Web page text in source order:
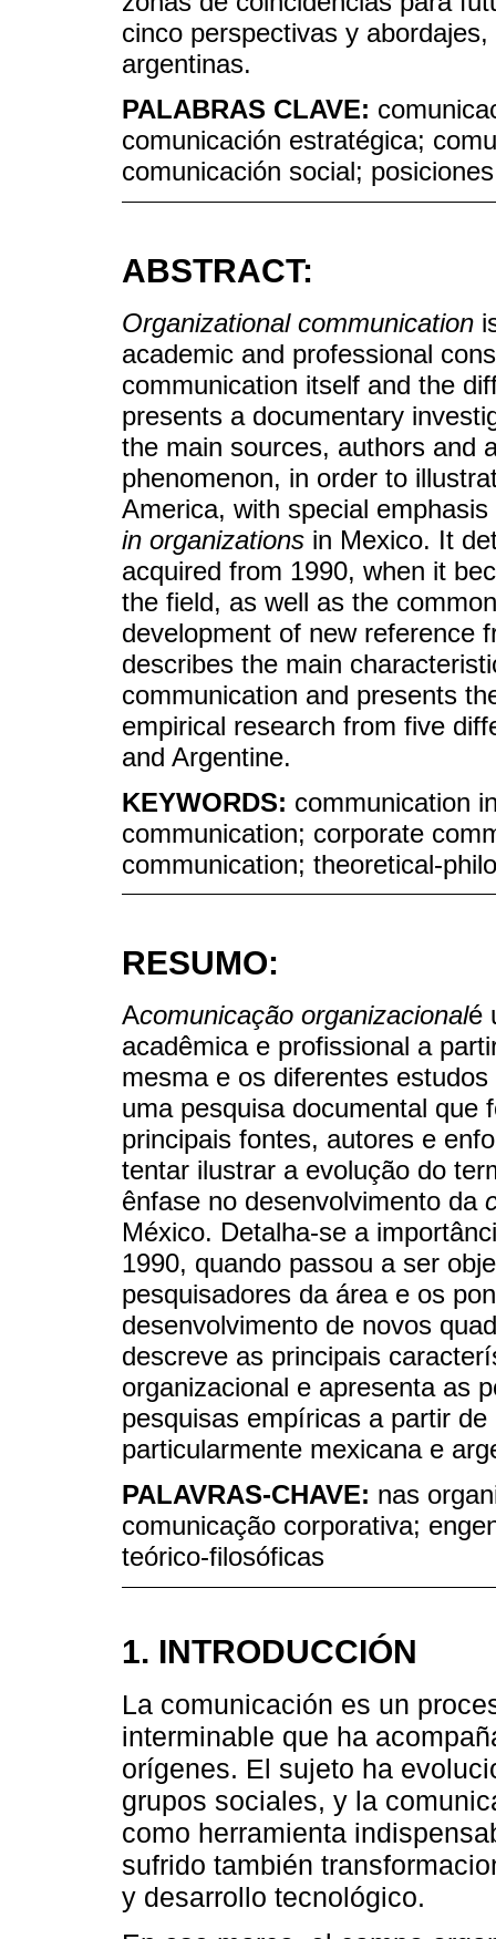
cinco perspectivas y
argentinas.
PALABRAS CLAVE:
comunicación estratégica;
comunicación social;
ABSTRACT:
Organizational communication
academic and professional
communication itself and the
presents a documentary
the main sources, authors and
phenomenon, in order to
America, with special
in organizations in Mexico. It
acquired from 1990, when it
the field, as well as the
development of new reference
describes the main
communication and presents
empirical research from five
and Argentine.
KEYWORDS: communication
communication; corporate
communication; theoretical-
RESUMO:
Acomunicação organizacionalé
acadêmica e profissional a
mesma e os diferentes
uma pesquisa documental que
principais fontes, autores e
tentar ilustrar a evolução do
ênfase no desenvolvimento da
México. Detalha-se a
1990, quando passou a ser
pesquisadores da área e os
desenvolvimento de novos
descreve as principais
organizacional e apresenta as
pesquisas empíricas a partir
particularmente mexicana e
PALAVRAS-CHAVE: nas
comunicação corporativa;
teórico-filosóficas
1. INTRODUCCIÓN
La comunicación es un
interminable que ha
orígenes. El sujeto ha
grupos sociales, y la
como herramienta
sufrido también
y desarrollo tecnológico.